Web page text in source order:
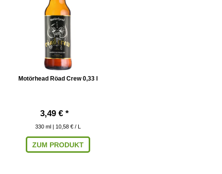
Motörhead Röad Crew 0,33 l
3,49 € *
330 ml | 10,58 € / L
ZUM PRODUKT